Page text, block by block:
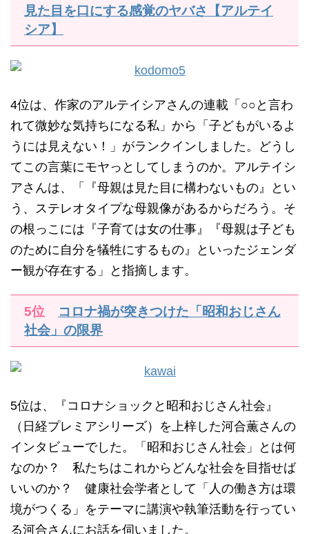
見た目を口にする感覚のヤバさ【アルテイ
シア】
4位は、作家のアルテイシアさんの連載「○○と言わ
れて微妙な気持ちになる私」から「子どもがいるよ
うには見えない！」がランクインしました。どうし
てこの言葉にモヤっとしてしまうのか。アルテイシ
アさんは、「『母親は見た目に構わないもの』とい
う、ステレオタイプな母親像があるからだろう。そ
の根っこには『子育ては女の仕事』『母親は子ども
のために自分を犠牲にするもの』といったジェンダ
ー観が存在する」と指摘します。
5位
コロナ禍が突きつけた「昭和おじさん
社会」の限界
5位は、『コロナショックと昭和おじさん社会』
（日経プレミアシリーズ）を上梓した河合薫さんの
インタビューでした。「昭和おじさん社会」とは何
なのか？ 私たちはこれからどんな社会を目指せば
いいのか？ 健康社会学者として「人の働き方は環
境がつくる」をテーマに講演や執筆活動を行ってい
る河合さんにお話を伺いました。